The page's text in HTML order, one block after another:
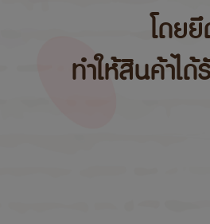
โดย
ทำให้สินค้าไ